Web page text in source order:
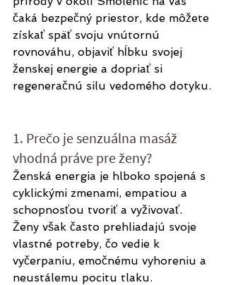
čaká bezpečný priestor, kde môžete
získať späť svoju vnútornú
rovnováhu, objaviť hĺbku svojej
ženskej energie a dopriať si
regeneračnú silu vedomého dotyku.
1. Prečo je senzuálna masáž
vhodná práve pre ženy?
Ženská energia je hlboko spojená s
cyklickými zmenami, empatiou a
schopnosťou tvoriť a vyživovať.
Ženy však často prehliadajú svoje
vlastné potreby, čo vedie k
vyčerpaniu, emočnému vyhoreniu a
neustálemu pocitu tlaku.